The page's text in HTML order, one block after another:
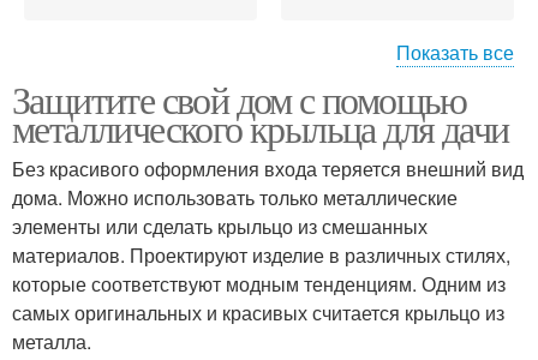
Металлические перила Крыльца из металла
Фундамент под
крыльцо
Крыльцо из металла
Металлические
Показать все
Защитите свой дом с помощью
металлического крыльца для дачи
Без красивого оформления входа теряется внешний вид
дома. Можно использовать только металлические
элементы или сделать крыльцо из смешанных
материалов. Проектируют изделие в различных стилях,
которые соответствуют модным тенденциям. Одним из
самых оригинальных и красивых считается крыльцо из
металла.